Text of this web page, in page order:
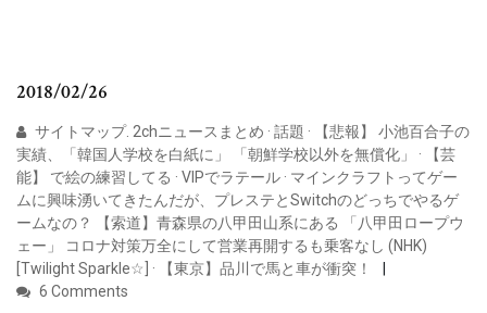
2018/02/26
サイトマップ. 2chニュースまとめ · 話題 · 【悲報】 小池百合子の
実績、「韓国人学校を白紙に」 「朝鮮学校以外を無償化」 · 【芸
能】 で絵の練習してる · VIPでラテール · マインクラフトってゲー
ムに興味湧いてきたんだが、プレステとSwitchのどっちでやるゲ
ームなの？ 【索道】青森県の八甲田山系にある 「八甲田ロープウ
ェー」 コロナ対策万全にして営業再開するも乗客なし (NHK)
[Twilight Sparkle☆] · 【東京】品川で馬と車が衝突！
6 Comments